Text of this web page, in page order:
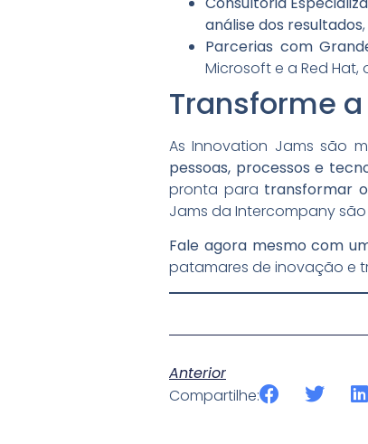
análise dos resultados
Parcerias com
Microsoft e a Red
Transforme
As Innovation Jams são
pessoas, processos e
pronta para transformar
Jams da Intercompany
Fale agora mesmo com
patamares de inovação e
Anterior
Compartilhe: